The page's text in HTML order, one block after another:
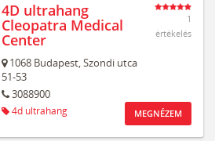
4D ultrahang
Cleopatra Medical
Center
1068 Budapest,Szondi utca
51-53
3088900
4d ultrahang
1
értékelés
MEGNÉZEM